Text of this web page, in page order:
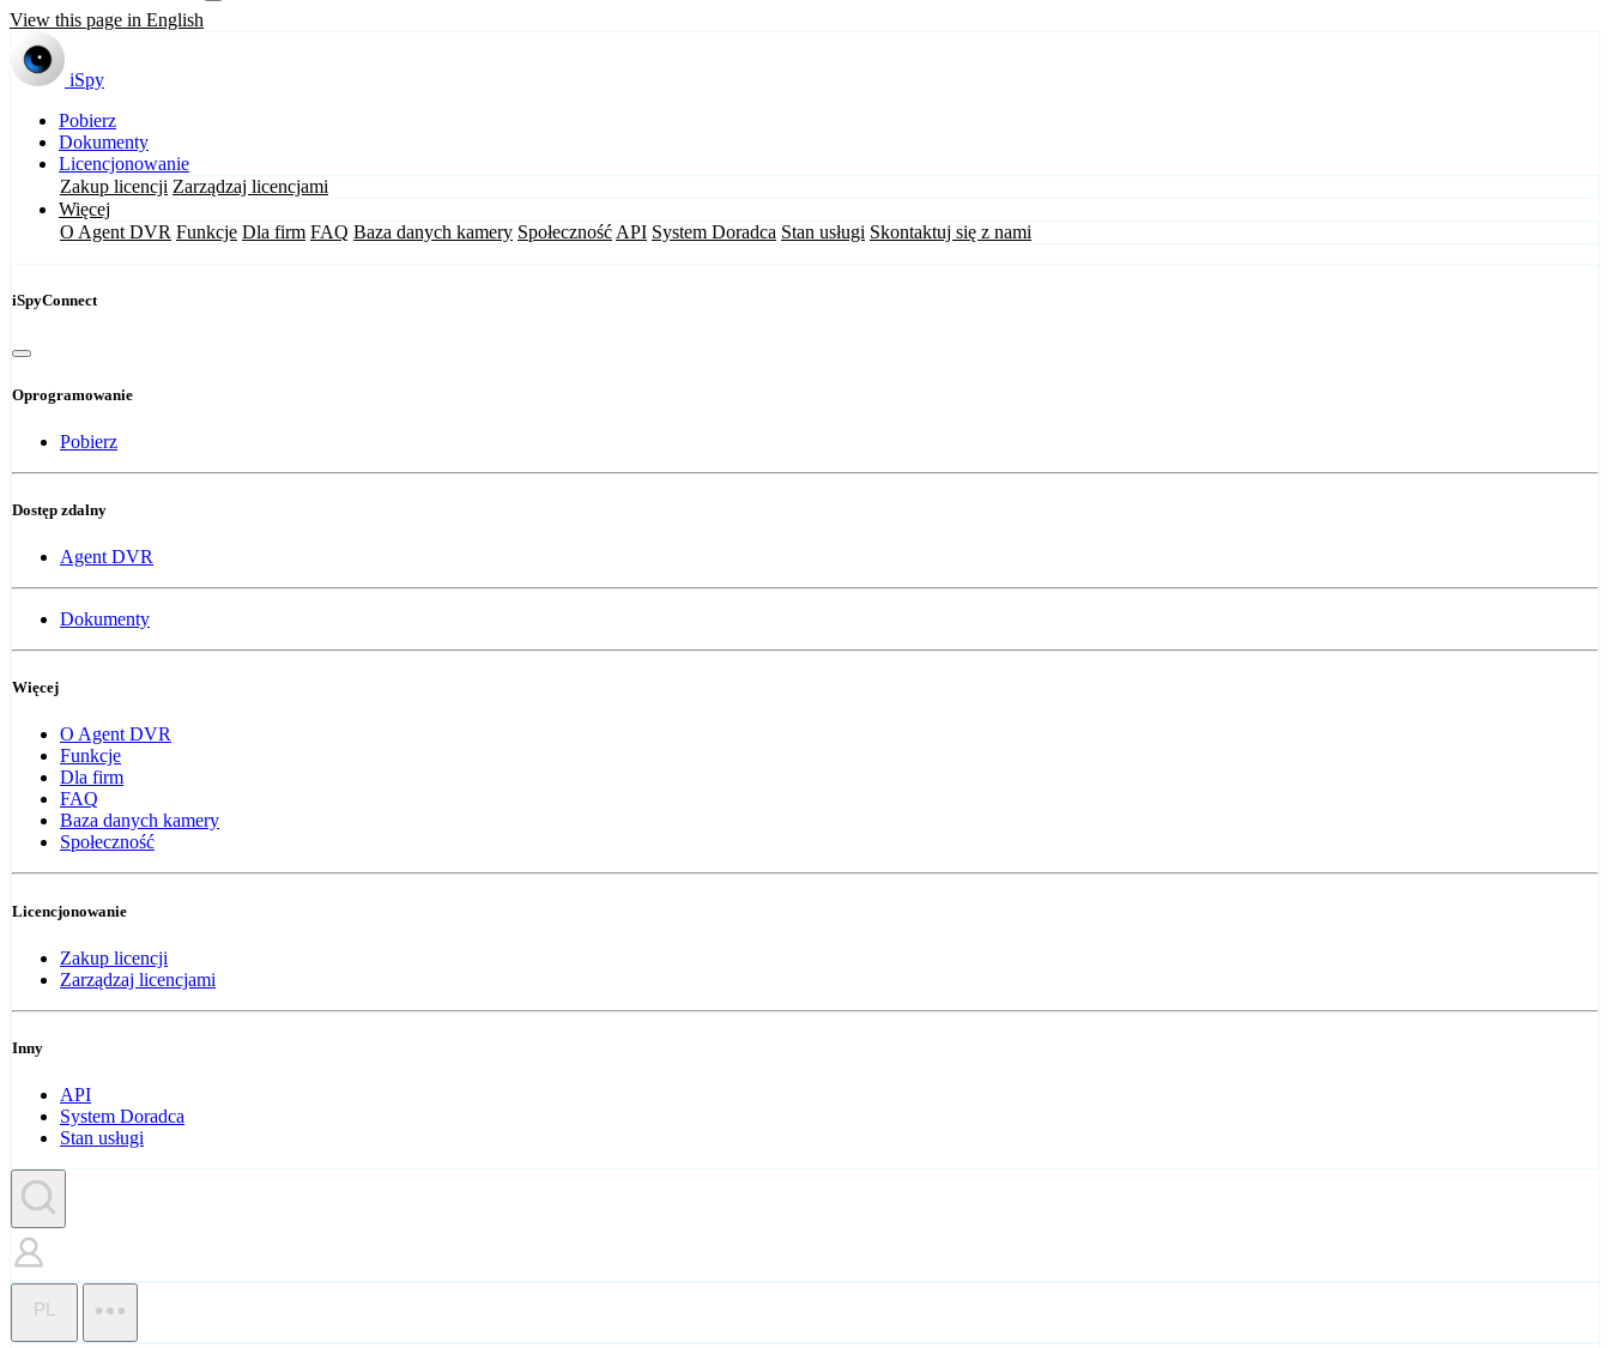
View this page in English
iSpy
Pobierz
Dokumenty
Licencjonowanie
Zakup licencji Zarządzaj licencjami
Więcej
O Agent DVR Funkcje Dla firm FAQ Baza danych kamery Społeczność API System Doradca Stan usługi Skontaktuj się z nami
iSpyConnect
Oprogramowanie
Pobierz
Dostęp zdalny
Agent DVR
Dokumenty
Więcej
O Agent DVR
Funkcje
Dla firm
FAQ
Baza danych kamery
Społeczność
Licencjonowanie
Zakup licencji
Zarządzaj licencjami
Inny
API
System Doradca
Stan usługi
PL